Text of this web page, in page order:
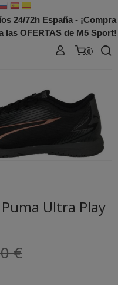
24/72h España - ¡Compra
las OFERTAS de M5 Sport!
0
Ultra Play
€